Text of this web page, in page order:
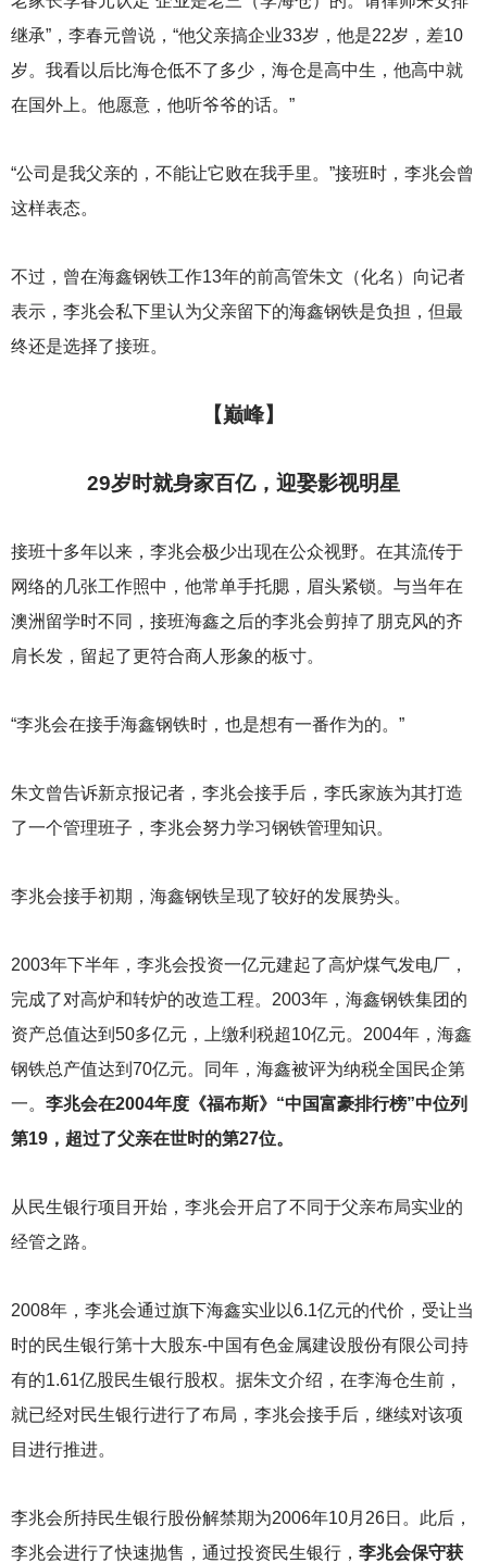
继承”，李春元曾说，“他父亲搞企业33岁，他是22岁，差10
岁。我看以后比海仓低不了多少，海仓是高中生，他高中就
在国外上。他愿意，他听爷爷的话。”
“公司是我父亲的，不能让它败在我手里。”接班时，李兆会曾
这样表态。
不过，曾在海鑫钢铁工作13年的前高管朱文（化名）向记者
表示，李兆会私下里认为父亲留下的海鑫钢铁是负担，但最
终还是选择了接班。
【巅峰】
29岁时就身家百亿，迎娶影视明星
接班十多年以来，李兆会极少出现在公众视野。在其流传于
网络的几张工作照中，他常单手托腮，眉头紧锁。与当年在
澳洲留学时不同，接班海鑫之后的李兆会剪掉了朋克风的齐
肩长发，留起了更符合商人形象的板寸。
“李兆会在接手海鑫钢铁时，也是想有一番作为的。”
朱文曾告诉新京报记者，李兆会接手后，李氏家族为其打造
了一个管理班子，李兆会努力学习钢铁管理知识。
李兆会接手初期，海鑫钢铁呈现了较好的发展势头。
2003年下半年，李兆会投资一亿元建起了高炉煤气发电厂，
完成了对高炉和转炉的改造工程。2003年，海鑫钢铁集团的
资产总值达到50多亿元，上缴利税超10亿元。2004年，海鑫
钢铁总产值达到70亿元。同年，海鑫被评为纳税全国民企第
一。 李兆会在2004年度《福布斯》“中国富豪排行榜”中位列
第19，超过了父亲在世时的第27位。
从民生银行项目开始，李兆会开启了不同于父亲布局实业的
经管之路。
2008年，李兆会通过旗下海鑫实业以6.1亿元的代价，受让当
时的民生银行第十大股东-中国有色金属建设股份有限公司持
有的1.61亿股民生银行股权。据朱文介绍，在李海仓生前，
就已经对民生银行进行了布局，李兆会接手后，继续对该项
目进行推进。
李兆会所持民生银行股份解禁期为2006年10月26日。此后，
李兆会进行了快速抛售，通过投资民生银行， 李兆会保守获